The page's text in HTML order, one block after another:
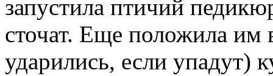
запустила птичий
сточат. Еще положила им
ударились, если упадут)